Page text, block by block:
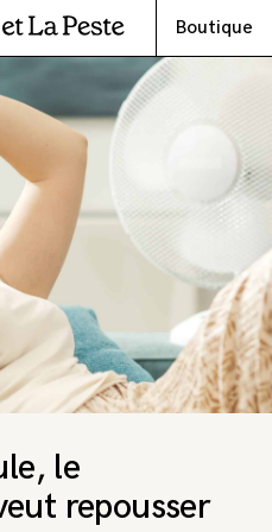
Boutique
le
repousser